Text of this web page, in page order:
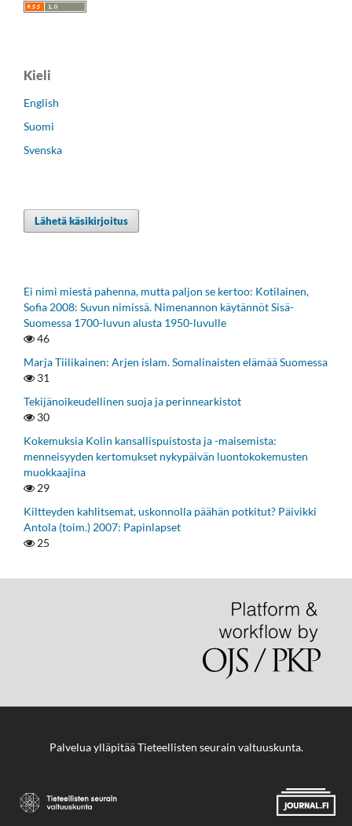
Kieli
English
Suomi
Svenska
Lähetä käsikirjoitus
Ei nimi miestä pahenna, mutta paljon se kertoo: Kotilainen,
Sofia 2008: Suvun nimissä. Nimenannon käytännöt Sisä-
Suomessa 1700-luvun alusta 1950-luvulle
46
Marja Tiilikainen: Arjen islam. Somalinaisten elämää Suomessa
31
Tekijänoikeudellinen suoja ja perinnearkistot
30
Kokemuksia Kolin kansallispuistosta ja -maisemista:
menneisyyden kertomukset nykypäivän luontokokemusten
muokkaajina
29
Kiltteyden kahlitsemat, uskonnolla päähän potkitut? Päivikki
Antola (toim.) 2007: Papinlapset
25
Palvelua ylläpitääTieteellisten seurain valtuuskunta.